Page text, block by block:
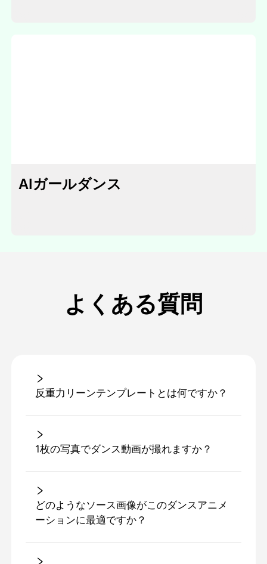
AIガールダンス
よくある質問
反重力リーンテンプレートとは何ですか？
1枚の写真でダンス動画が撮れますか？
どのようなソース画像がこのダンスアニメ
ーションに最適ですか？